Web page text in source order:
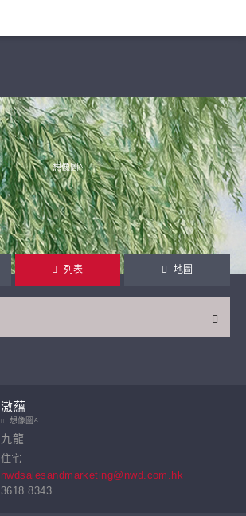
想像圖ᴬ
列表 地圖
滶蘊
想像圖ᴬ
九龍
住宅
nwdsalesandmarketing@nwd.com.hk
3618 8343
繼續